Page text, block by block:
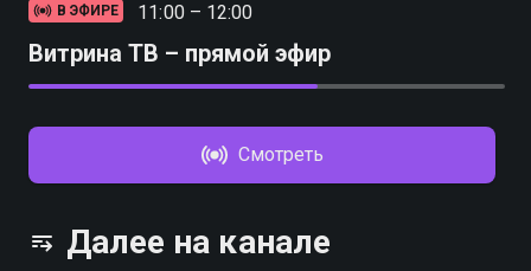
В ЭФИРЕ 11:00 – 12:00
Витрина ТВ – прямой эфир
Смотреть
Далее на канале